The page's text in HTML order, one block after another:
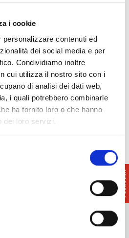
i cookie
contenuti ed
dei social media e per
Condividiamo inoltre
cui utilizza il nostro sito con i
di analisi dei dati web,
i quali potrebbero combinarle
ha fornito loro o che hanno
dei loro servizi.
2026 - 17:30 - 22:00
il giorno
bianco di Corazzano
2026 - Tutto il giorno
a Ponte a Egola
2026 - Tutto il giorno
del fungo porcino a La Serra
10/2026 - 01/11/2026 - Tutto il
Pinocchio | San Miniato
- 9:00 - 21:00